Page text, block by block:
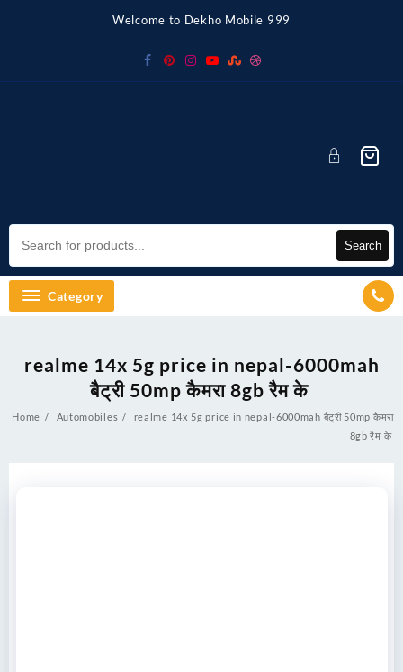
Welcome to Dekho Mobile 999
Search
Category
realme 14x 5g price in nepal-6000mah
बैट्री 50mp कैमरा 8gb रैम के
Home Automobiles
realme 14x 5g price in nepal-6000mah बैट्री 50mp कैमरा
8gb रैम के